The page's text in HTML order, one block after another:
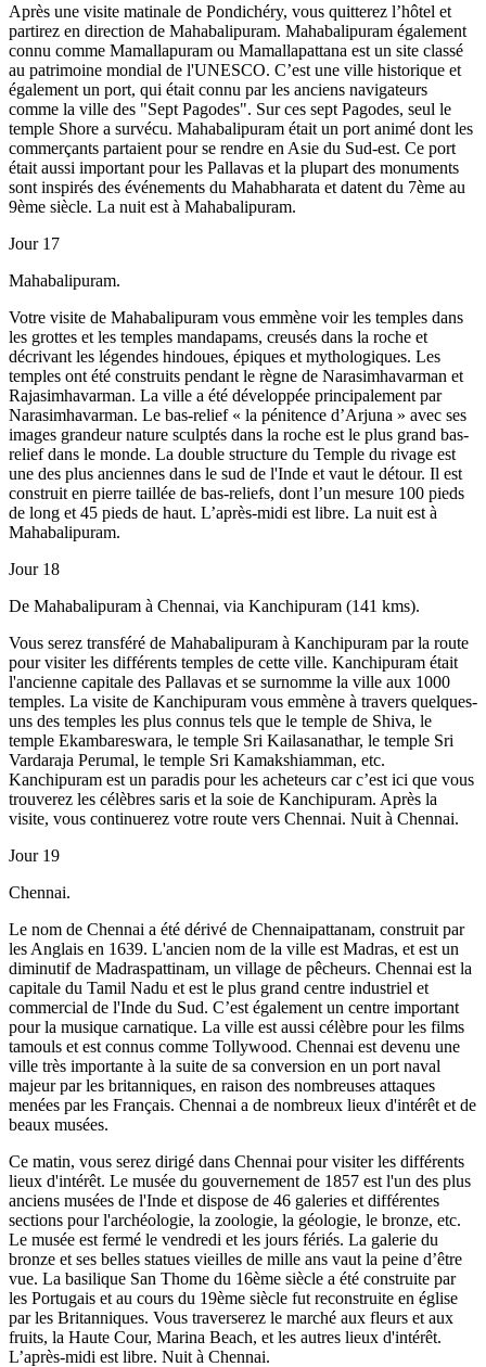
Après une visite matinale de Pondichéry, vous quitterez l’hôtel et
partirez en direction de Mahabalipuram. Mahabalipuram également
connu comme Mamallapuram ou Mamallapattana est un site classé
au patrimoine mondial de l'UNESCO. C’est une ville historique et
également un port, qui était connu par les anciens navigateurs
comme la ville des "Sept Pagodes". Sur ces sept Pagodes, seul le
temple Shore a survécu. Mahabalipuram était un port animé dont les
commerçants partaient pour se rendre en Asie du Sud-est. Ce port
était aussi important pour les Pallavas et la plupart des monuments
sont inspirés des événements du Mahabharata et datent du 7ème au
9ème siècle. La nuit est à Mahabalipuram.
Jour 17
Mahabalipuram.
Votre visite de Mahabalipuram vous emmène voir les temples dans
les grottes et les temples mandapams, creusés dans la roche et
décrivant les légendes hindoues, épiques et mythologiques. Les
temples ont été construits pendant le règne de Narasimhavarman et
Rajasimhavarman. La ville a été développée principalement par
Narasimhavarman. Le bas-relief « la pénitence d’Arjuna » avec ses
images grandeur nature sculptés dans la roche est le plus grand bas-
relief dans le monde. La double structure du Temple du rivage est
une des plus anciennes dans le sud de l'Inde et vaut le détour. Il est
construit en pierre taillée de bas-reliefs, dont l’un mesure 100 pieds
de long et 45 pieds de haut. L’après-midi est libre. La nuit est à
Mahabalipuram.
Jour 18
De Mahabalipuram à Chennai, via Kanchipuram (141 kms).
Vous serez transféré de Mahabalipuram à Kanchipuram par la route
pour visiter les différents temples de cette ville. Kanchipuram était
l'ancienne capitale des Pallavas et se surnomme la ville aux 1000
temples. La visite de Kanchipuram vous emmène à travers quelques-
uns des temples les plus connus tels que le temple de Shiva, le
temple Ekambareswara, le temple Sri Kailasanathar, le temple Sri
Vardaraja Perumal, le temple Sri Kamakshiamman, etc.
Kanchipuram est un paradis pour les acheteurs car c’est ici que vous
trouverez les célèbres saris et la soie de Kanchipuram. Après la
visite, vous continuerez votre route vers Chennai. Nuit à Chennai.
Jour 19
Chennai.
Le nom de Chennai a été dérivé de Chennaipattanam, construit par
les Anglais en 1639. L'ancien nom de la ville est Madras, et est un
diminutif de Madraspattinam, un village de pêcheurs. Chennai est la
capitale du Tamil Nadu et est le plus grand centre industriel et
commercial de l'Inde du Sud. C’est également un centre important
pour la musique carnatique. La ville est aussi célèbre pour les films
tamouls et est connus comme Tollywood. Chennai est devenu une
ville très importante à la suite de sa conversion en un port naval
majeur par les britanniques, en raison des nombreuses attaques
menées par les Français. Chennai a de nombreux lieux d'intérêt et de
beaux musées.
Ce matin, vous serez dirigé dans Chennai pour visiter les différents
lieux d'intérêt. Le musée du gouvernement de 1857 est l'un des plus
anciens musées de l'Inde et dispose de 46 galeries et différentes
sections pour l'archéologie, la zoologie, la géologie, le bronze, etc.
Le musée est fermé le vendredi et les jours fériés. La galerie du
bronze et ses belles statues vieilles de mille ans vaut la peine d’être
vue. La basilique San Thome du 16ème siècle a été construite par
les Portugais et au cours du 19ème siècle fut reconstruite en église
par les Britanniques. Vous traverserez le marché aux fleurs et aux
fruits, la Haute Cour, Marina Beach, et les autres lieux d'intérêt.
L’après-midi est libre. Nuit à Chennai.